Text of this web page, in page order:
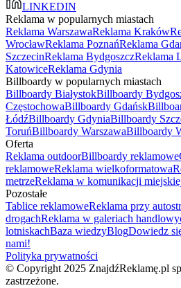
LINKEDIN
Reklama w popularnych miastach
Reklama WarszawaReklama Kraków
WrocławReklama PoznańReklama
SzczecinReklama BydgoszczReklama
KatowiceReklama Gdynia
Billboardy w popularnych miastach
Billboardy BiałystokBillboardy
CzęstochowaBillboardy Gdańsk
ŁódźBillboardy GdyniaBillboardy
ToruńBillboardy WarszawaBillboardy
Oferta
Reklama outdoorBillboardy reklamowe
reklamoweReklama wielkoformatowa
metrzeReklama w komunikacji
Pozostałe
Tablice reklamoweReklama przy
drogachReklama w galeriach
lotniskachBaza wiedzyBlogDowiedz
nami!
Polityka prywatności
© Copyright 2025 ZnajdźReklamę.pl
zastrzeżone.